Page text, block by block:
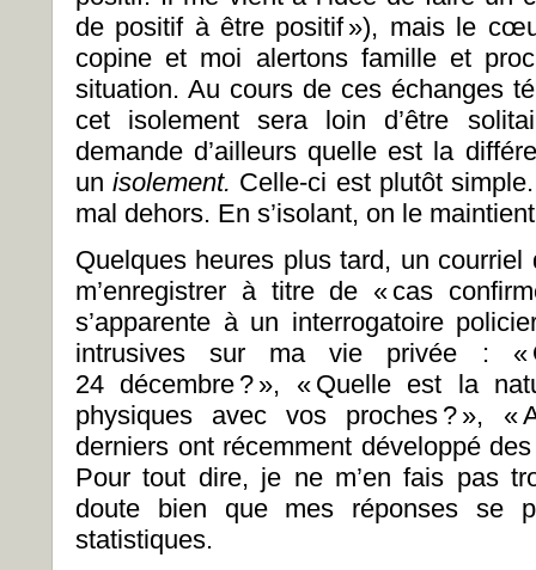
de positif à être positif »), mais le
copine et moi alertons famille et
situation. Au cours de ces échanges
cet isolement sera loin d’être
demande d’ailleurs quelle est la
unisolement. Celle-ci est plutôt
mal dehors. En s’isolant, on le
Quelques heures plus tard, un
m’enregistrer à titre de « cas
s’apparente à un interrogatoire
intrusives sur ma vie privée : «
24 décembre ? », « Quelle est la
physiques avec vos proches ? », «
derniers ont récemment développé
Pour tout dire, je ne m’en fais pas
doute bien que mes réponses se
statistiques.